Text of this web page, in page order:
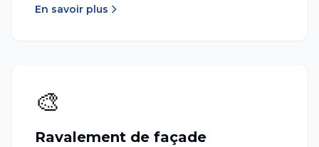
En savoir plus
🎨
Ravalement de façade